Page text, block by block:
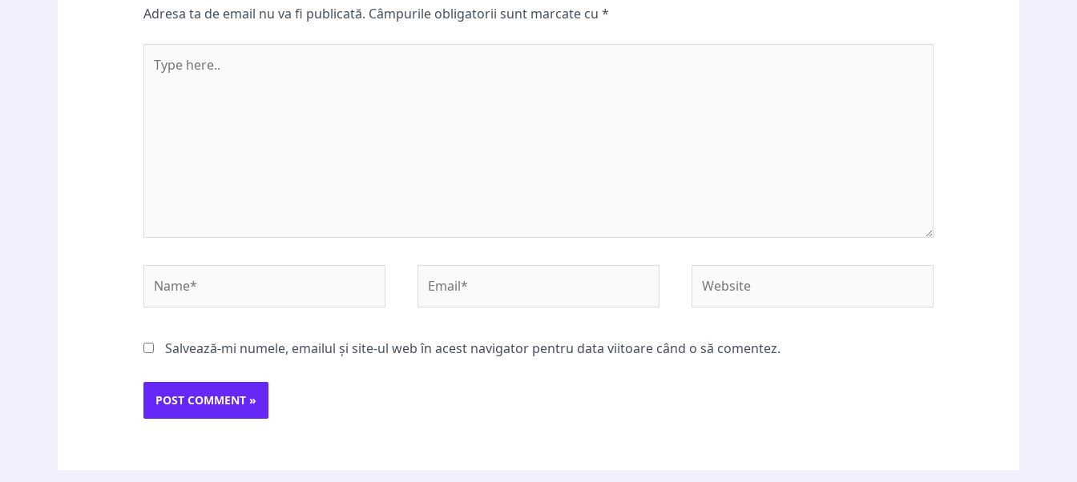
Adresa ta de email nu va fi publicată. Câmpurile obligatorii sunt marcate cu *
here..
Salvează-mi numele, emailul și site-ul web în acest navigator pentru data viitoare când o să comentez.